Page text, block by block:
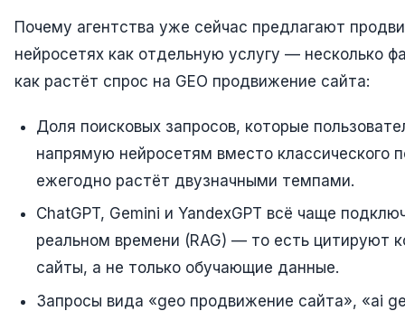
Почему агентства уже сейчас предлагают
нейросетях как отдельную услугу — несколько
как растёт спрос на GEO продвижение сайта:
Доля поисковых запросов, которые
напрямую нейросетям вместо классического
ежегодно растёт двузначными темпами.
ChatGPT, Gemini и YandexGPT всё чаще
реальном времени (RAG) — то есть цитируют
сайты, а не только обучающие данные.
Запросы вида «geo продвижение сайта», «ai